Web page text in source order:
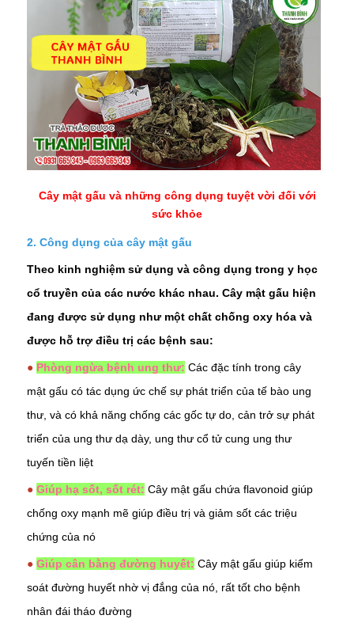
Cây mật gấu và những công dụng tuyệt vời đối với
sức khỏe
2. Công dụng của cây mật gấu
Theo kinh nghiệm sử dụng và công dụng trong y học
cổ truyền của các nước khác nhau. Cây mật gấu hiện
đang được sử dụng như một chất chống oxy hóa và
được hỗ trợ điều trị các bệnh sau:
● Phòng ngừa bệnh ung thư: Các đặc tính trong cây
mật gấu có tác dụng ức chế sự phát triển của tế bào ung
thư , và có khả năng chống các gốc tự do, cản trở sự phát
triển của ung thư dạ dày, ung thư cổ tử cung ung thư
tuyến tiền liệt
● Giúp hạ sốt, sốt rét: Cây mật gấu chứa flavonoid giúp
chống oxy mạnh mẽ giúp điều trị và giảm sốt các triệu
chứng của nó
● Giúp cân bằng đường huyết: Cây mật gấu giúp kiểm
soát đường huyết nhờ vị đắng của nó, rất tốt cho bệnh
nhân đái tháo đường